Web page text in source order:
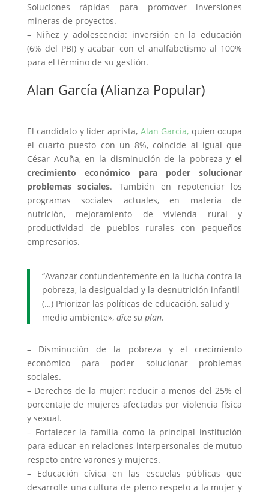
Soluciones rápidas para promover inversiones
mineras de proyectos.
– Niñez y adolescencia: inversión en la educación
(6% del PBI) y acabar con el analfabetismo al 100%
para el término de su gestión.
Alan García (Alianza Popular)
El candidato y líder aprista, Alan García, quien ocupa
el cuarto puesto con un 8%, coincide al igual que
César Acuña, en la disminución de la pobreza yel
crecimiento económico para poder solucionar
problemas sociales. También en repotenciar los
programas sociales actuales, en materia de
nutrición, mejoramiento de vivienda rural y
productividad de pueblos rurales con pequeños
empresarios.
“Avanzar contundentemente en la lucha contra la
pobreza, la desigualdad y la desnutrición infantil
(…) Priorizar las políticas de educación, salud y
medio ambiente», dice su plan.
– Disminución de la pobreza y el crecimiento
económico para poder solucionar problemas
sociales.
– Derechos de la mujer: reducir a menos del 25% el
porcentaje de mujeres afectadas por violencia física
y sexual.
– Fortalecer la familia como la principal institución
para educar en relaciones interpersonales de mutuo
respeto entre varones y mujeres.
– Educación cívica en las escuelas públicas que
desarrolle una cultura de pleno respeto a la mujer y